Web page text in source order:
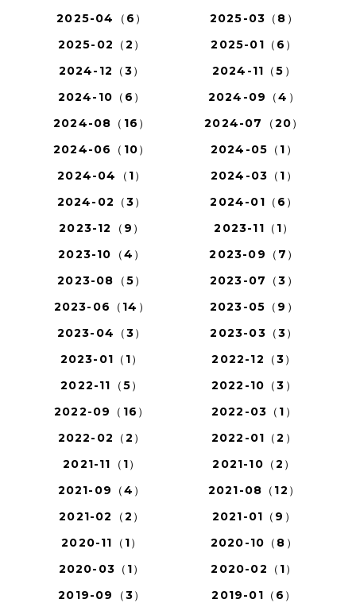
2025-04（6）
2025-03（8）
2025-02（2）
2025-01（6）
2024-12（3）
2024-11（5）
2024-10（6）
2024-09（4）
2024-08（16）
2024-07（20）
2024-06（10）
2024-05（1）
2024-04（1）
2024-03（1）
2024-02（3）
2024-01（6）
2023-12（9）
2023-11（1）
2023-10（4）
2023-09（7）
2023-08（5）
2023-07（3）
2023-06（14）
2023-05（9）
2023-04（3）
2023-03（3）
2023-01（1）
2022-12（3）
2022-11（5）
2022-10（3）
2022-09（16）
2022-03（1）
2022-02（2）
2022-01（2）
2021-11（1）
2021-10（2）
2021-09（4）
2021-08（12）
2021-02（2）
2021-01（9）
2020-11（1）
2020-10（8）
2020-03（1）
2020-02（1）
2019-09（3）
2019-01（6）